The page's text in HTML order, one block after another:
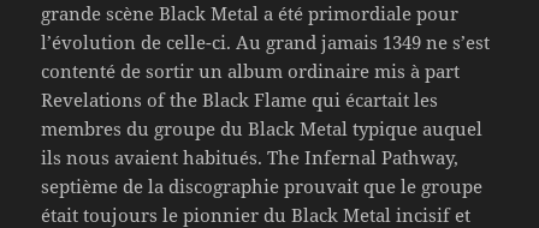
grande scène Black Metal a été primordiale pour
l’évolution de celle-ci. Au grand jamais 1349 ne s’est
contenté de sortir un album ordinaire mis à part
Revelations of the Black Flame qui écartait les
membres du groupe du Black Metal typique auquel
ils nous avaient habitués. The Infernal Pathway,
septième de la discographie prouvait que le groupe
était toujours le pionnier du Black Metal incisif et